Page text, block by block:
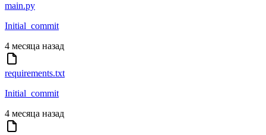
main.py
Initial_commit
4 месяца назад
requirements.txt
Initial_commit
4 месяца назад